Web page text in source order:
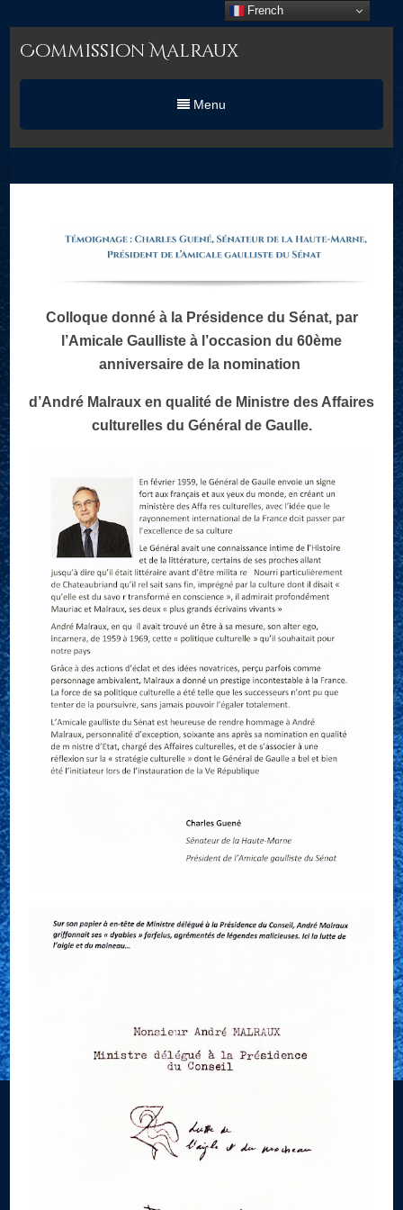
Commission Malraux
Menu
Colloque donné à la Présidence du Sénat, par
l’Amicale Gaulliste à l’occasion du 60ème
anniversaire de la nomination
d’André Malraux en qualité de Ministre des Affaires
culturelles du Général de Gaulle.
French